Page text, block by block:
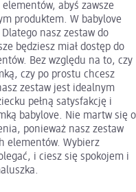
abyś zawsze
produktem. W babylove
nasz zestaw do
będziesz miał dostęp do
Bez względu na to, czy
czy po prostu chcesz
zestaw jest idealnym
pełną satysfakcję i
babylove. Nie martw się o
ponieważ nasz zestaw
elementów. Wybierz
i ciesz się spokojem i